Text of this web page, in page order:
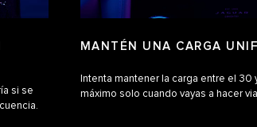
si se
MANTÉN UNA CARGA
Intenta mantener la carga entre el 30
máximo solo cuando vayas a hacer